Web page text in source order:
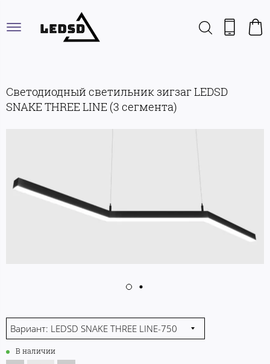
Cветодиодный светильник зигзаг LEDSD
SNAKE THREE LINE (3 сегмента)
Вариант: LEDSD SNAKE THREE LINE-750
В наличии